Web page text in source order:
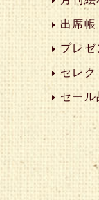
出席
プレ
セレ
セール